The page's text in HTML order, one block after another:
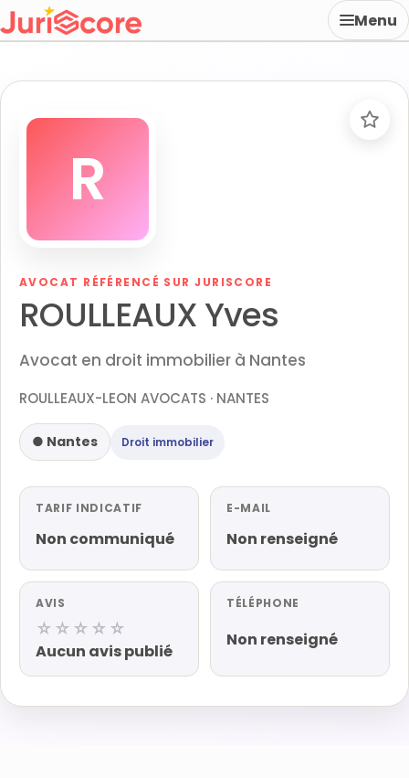
Menu
R
AVOCAT RÉFÉRENCÉ SUR JURISCORE
ROULLEAUX Yves
Avocat en droit immobilier à Nantes
ROULLEAUX-LEON AVOCATS · NANTES
● Nantes Droit immobilier
TARIF INDICATIF
Non communiqué
E-MAIL
Non renseigné
AVIS
☆☆☆☆☆
Aucun avis publié
TÉLÉPHONE
Non renseigné